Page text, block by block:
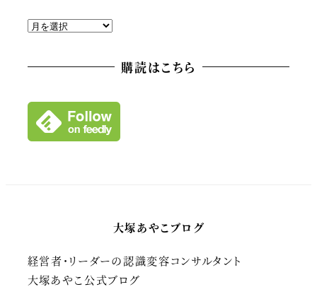
ア
ブ
購読はこちら
大塚あやこブログ
経営者・リーダーの認識変容コンサルタント
大塚あやこ公式ブログ